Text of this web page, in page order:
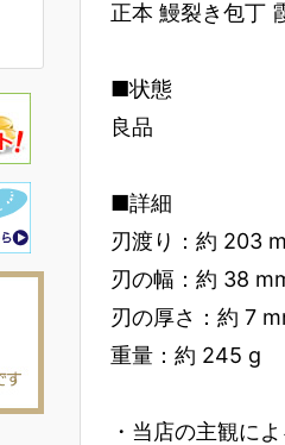
正本 鰻裂き包丁
■状態
良品
■詳細
刃渡り：約 203
刃の幅：約 38
刃の厚さ：約 7
重量：約 245 g
・当店の主観に